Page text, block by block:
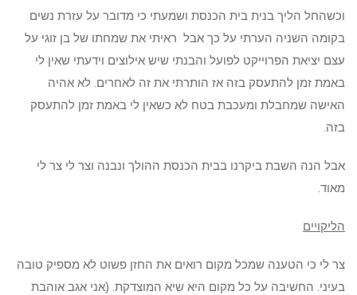
וכשהחל הליך בנית בית הכנסת ושמעתי כי מדובר על עזרת נשים
בקומה השניה הערתי על כך אבל ראיתי את שמחתו של בן זוגי על
עצם יציאת הפרוייקט לפועל והבנתי שיש אילוצים וידעתי שאין לי
באמת זמן להתעסק בזה אז הותרתי את זה לאחרים. לא אהיה
האישה שמחבלת ומעכבת בטח לא כשאין לי באמת זמן להתעסק
בזה.
אבל הנה השבת ביקרנו בבית הכנסת ההולך ונבנה וצר לי צר לי
מאוד.
הליקויים
צר לי כי הטענה שמכל מקום רואים את החזן פשוט לא מספיק טובה
בעיני. החשיבה על כל מקום היא שיא המוצדקת. (אני אגב אוהבת